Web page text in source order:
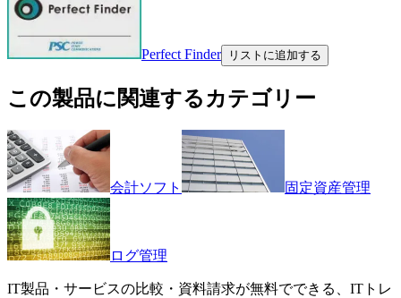
Perfect Finder リストに追加する
この製品に関連するカテゴリー
会計ソフト 固定資産管理
ログ管理
IT製品・サービスの比較・資料請求が無料でできる、ITトレ